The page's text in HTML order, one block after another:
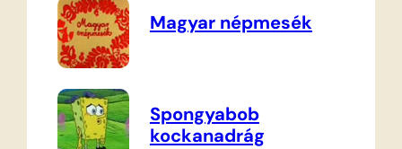
Magyar népmesék
Spongyabob
kockanadrág